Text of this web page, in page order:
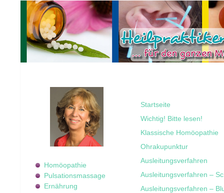
Homöopathie
Pulsationsmassage
Ernährung
Startseite
Wichtig! Bitte lesen!
Klassische Homöopathie
Ohrakupunktur
Ausleitungsverfahren
Ausleitungsverfahren –
Ausleitungsverfahren –